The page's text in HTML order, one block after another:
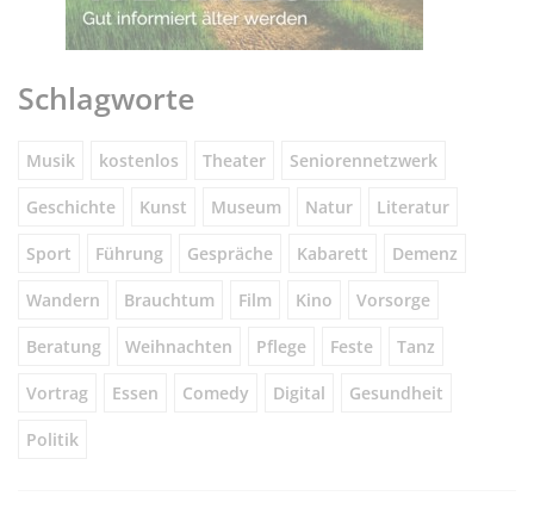
Schlagworte
Musik kostenlos Theater Seniorennetzwerk
Geschichte Kunst Museum Natur Literatur
Sport Führung Gespräche Kabarett Demenz
Wandern Brauchtum Film Kino Vorsorge
Beratung Weihnachten Pflege Feste Tanz
Vortrag Essen Comedy Digital Gesundheit
Politik